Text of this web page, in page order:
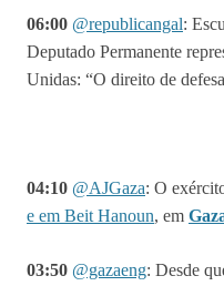
06:00 @republicangal:
Deputado Permanente
Unidas: “O direito de
04:10 @AJGaza: O
e em Beit Hanoun, em
03:50 @gazaeng: Desde